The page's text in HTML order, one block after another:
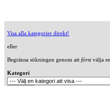
Visa alla kategorier direkt!
eller
Begränsa sökningen genom att förstvälja
Kategori